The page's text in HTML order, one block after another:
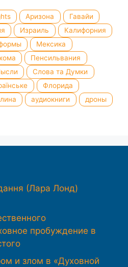
Аризона
Гавайи
Израиль
Калифорния
Мексика
Пенсильвания
Слова та Думки
Флорида
аудиокниги
дроны
(Лара Лонд)
пробуждение в
и злом в «Духовной